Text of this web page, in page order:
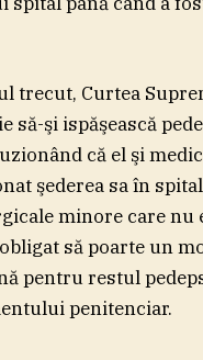
trecut, Curtea
să-şi ispăşească
că el şi
şederea sa în
minore care nu
să poarte un
pentru restul
penitenciar.